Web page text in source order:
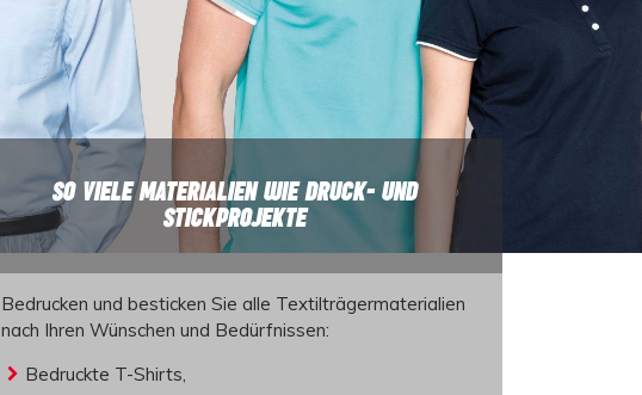
SO VIELE MATERIALIEN WIE DRUCK- UND
STICKPROJEKTE
Bedrucken und besticken Sie alle Textilträgermaterialien
nach Ihren Wünschen und Bedürfnissen:
Bedruckte T-Shirts